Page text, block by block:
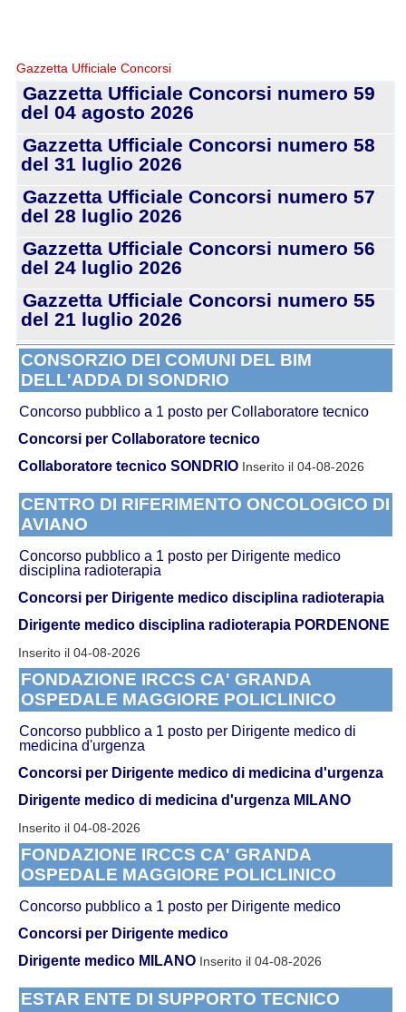
Gazzetta Ufficiale Concorsi
Gazzetta Ufficiale Concorsi numero 59
del 04 agosto 2026
Gazzetta Ufficiale Concorsi numero 58
del 31 luglio 2026
Gazzetta Ufficiale Concorsi numero 57
del 28 luglio 2026
Gazzetta Ufficiale Concorsi numero 56
del 24 luglio 2026
Gazzetta Ufficiale Concorsi numero 55
del 21 luglio 2026
CONSORZIO DEI COMUNI DEL BIM
DELL'ADDA DI SONDRIO
Concorso pubblico a 1 posto per Collaboratore tecnico
Concorsi per Collaboratore tecnico
Collaboratore tecnico SONDRIO Inserito il 04-08-2026
CENTRO DI RIFERIMENTO ONCOLOGICO DI
AVIANO
Concorso pubblico a 1 posto per Dirigente medico
disciplina radioterapia
Concorsi per Dirigente medico disciplina radioterapia
Dirigente medico disciplina radioterapia PORDENONE
Inserito il 04-08-2026
FONDAZIONE IRCCS CA' GRANDA
OSPEDALE MAGGIORE POLICLINICO
Concorso pubblico a 1 posto per Dirigente medico di
medicina d'urgenza
Concorsi per Dirigente medico di medicina d'urgenza
Dirigente medico di medicina d'urgenza MILANO
Inserito il 04-08-2026
FONDAZIONE IRCCS CA' GRANDA
OSPEDALE MAGGIORE POLICLINICO
Concorso pubblico a 1 posto per Dirigente medico
Concorsi per Dirigente medico
Dirigente medico MILANO Inserito il 04-08-2026
ESTAR ENTE DI SUPPORTO TECNICO